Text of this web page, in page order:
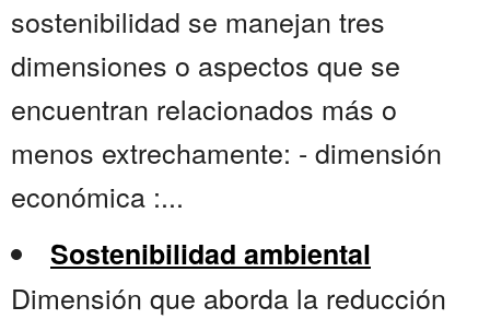
sostenibilidad se manejan tres
dimensiones o aspectos que se
encuentran relacionados más o
menos extrechamente: - dimensión
económica :...
Sostenibilidad ambiental
Dimensión que aborda la reducción